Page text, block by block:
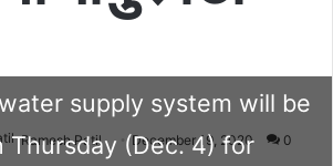
Ramesh Patil December 19, 2020 0
supply system will be
Thursday (Dec. 4) for